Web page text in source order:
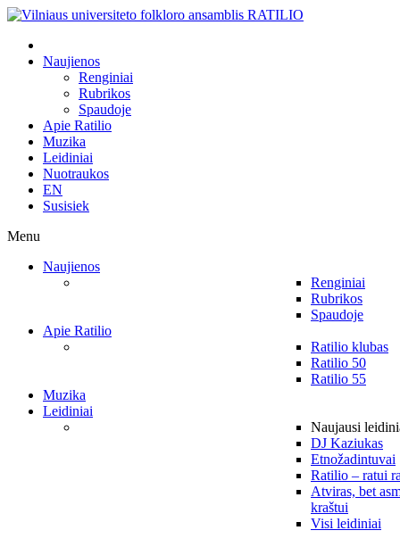
Naujienos
Renginiai
Rubrikos
Spaudoje
Apie Ratilio
Muzika
Leidiniai
Nuotraukos
EN
Susisiek
Menu
Naujienos
Renginiai
Rubrikos
Spaudoje
Apie Ratilio
Ratilio klubas
Ratilio 50
Ratilio 55
Muzika
Leidiniai
Naujausi
DJ Kaziukas
Etnožadintuvai
Ratilio – ratui
Atviras, bet
kraštui
Visi leidiniai